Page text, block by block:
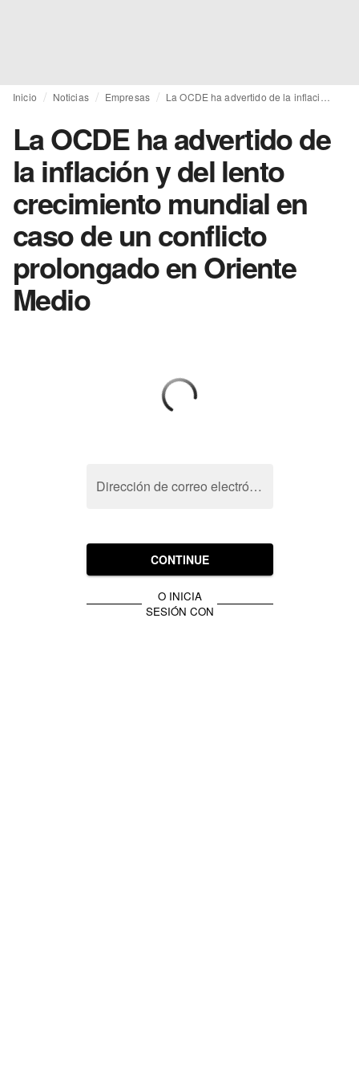
Inicio Noticias Empresas
La OCDE ha advertido de
la inflación y del lento
crecimiento mundial en
caso de un conflicto
prolongado en Oriente
Medio
Dirección de correo electrónico
CONTINUE
O INICIA
SESIÓN CON